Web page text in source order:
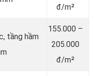
đ/m²
tầng hầm
155.000 –
205.000
đ/m²